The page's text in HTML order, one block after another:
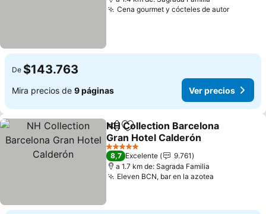
Cena gourmet y cócteles de autor
De $143.763
Mira precios de 9 páginas Ver precios
CompartirAgregar a favoritos
NH Collection Barcelona
Gran Hotel Calderón
5 Estrellas
8,7 Excelente
9.761
a 1.7 km de: Sagrada Familia
Eleven BCN, bar en la azotea